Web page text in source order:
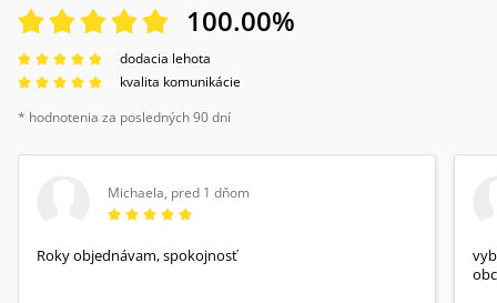
100.00%
dodacia lehota
kvalita komunikácie
* hodnotenia za posledných 90 dní
Michaela, pred 1 dňom
Roky objednávam, spokojnosť